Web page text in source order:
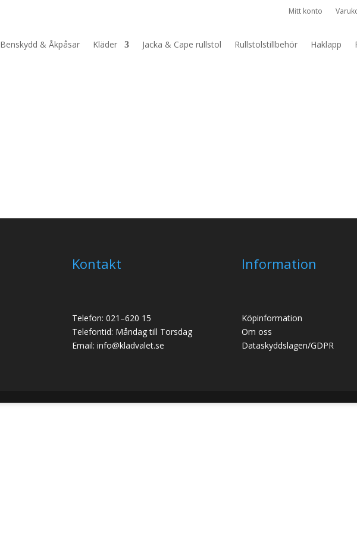
Mitt konto
Benskydd & Åkpåsar Kläder Jacka & Cape rullstol Rullstolstillbehör Haklapp
Kontakt
Telefon: 021–620 15
Telefontid: Måndag till Torsdag
Email: info@kladvalet.se
Information
Köpinformation
Om oss
Dataskyddslagen/GDPR